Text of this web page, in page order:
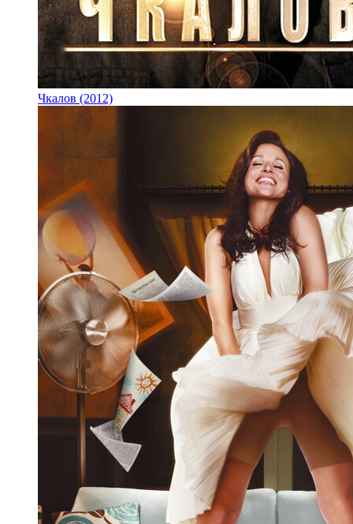
Чкалов (2012)